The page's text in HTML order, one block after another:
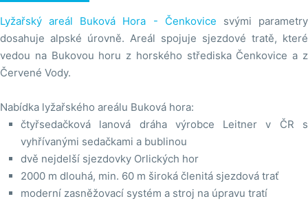
Lyžařský areál Buková Hora - Čenkovice svými parametry
dosahuje alpské úrovně. Areál spojuje sjezdové tratě, které
vedou na Bukovou horu z horského střediska Čenkovice a z
Červené Vody.
Nabídka lyžařského areálu Buková hora:
čtyřsedačková lanová dráha výrobce Leitner v ČR s
vyhřívanými sedačkami a bublinou
dvě nejdelší sjezdovky Orlických hor
2000 m dlouhá, min. 60 m široká členitá sjezdová trať
moderní zasněžovací systém a stroj na úpravu tratí